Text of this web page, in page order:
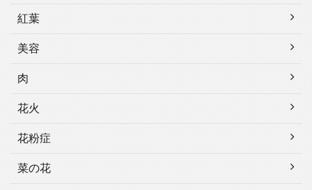
紅葉
美容
肉
花火
花粉症
菜の花